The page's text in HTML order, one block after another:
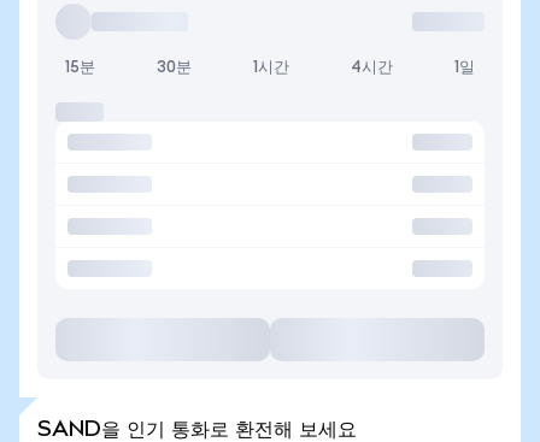
15분 30분 1시간 4시간 1일
SAND을 인기 통화로 환전해 보세요